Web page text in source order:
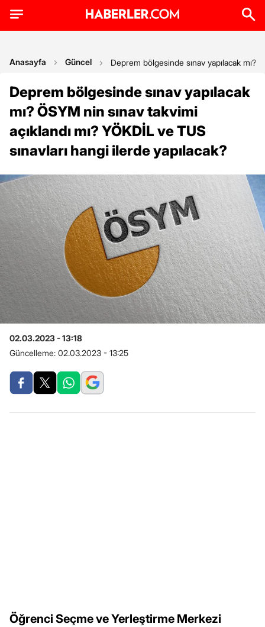
Anasayfa Güncel Deprem bölgesinde sınav yapılacak mı?
Deprem bölgesinde sınav yapılacak
mı? ÖSYM nin sınav takvimi
açıklandı mı? YÖKDİL ve TUS
sınavları hangi ilerde yapılacak?
02.03.2023 - 13:18
Güncelleme: 02.03.2023 - 13:25
Öğrenci Seçme ve Yerleştirme Merkezi